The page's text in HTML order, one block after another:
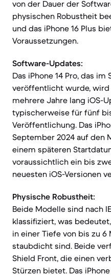
von der Dauer der
physischen Robustheit
und das iPhone 16 Plus
Voraussetzungen.
Software-Updates:
Das iPhone 14 Pro, das
veröffentlicht wurde,
mehrere Jahre lang iOS-
typischerweise für fünf
Veröffentlichung. Das
September 2024 auf den
einem späteren
voraussichtlich ein bis
neuesten iOS-Versionen
Physische Robustheit:
Beide Modelle sind nach
klassifiziert, was
in einer Tiefe von bis zu
staubdicht sind. Beide
Shield Front, die einen
Stürzen bietet. Das